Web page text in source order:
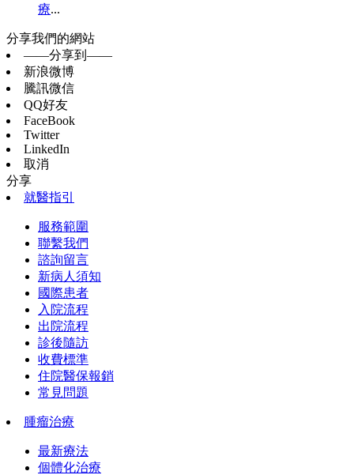
療...
分享我們的網站
——分享到——
新浪微博
騰訊微信
QQ好友
FaceBook
Twitter
LinkedIn
取消
分享
就醫指引
服務範圍
聯繫我們
諮詢留言
新病人須知
國際患者
入院流程
出院流程
診後隨訪
收費標準
住院醫保報銷
常見問題
腫瘤治療
最新療法
個體化治療